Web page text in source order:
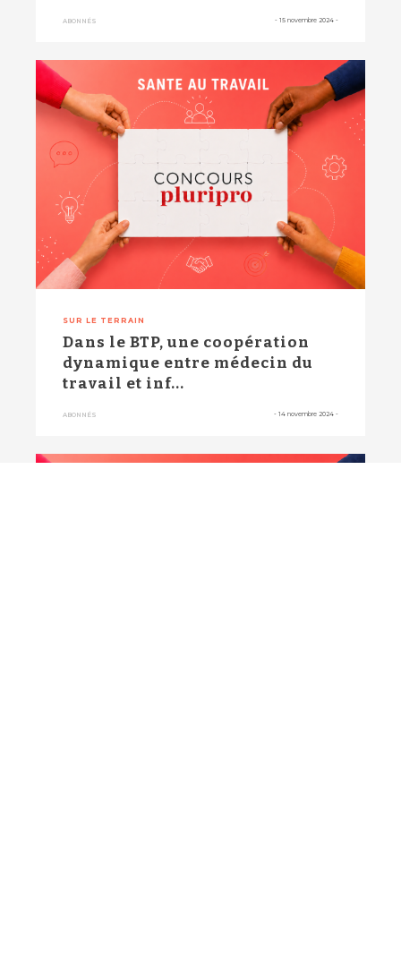
ABONNÉS - 15 novembre 2024 -
SUR LE TERRAIN
Dans le BTP, une coopération
dynamique entre médecin du
travail et inf...
ABONNÉS - 14 novembre 2024 -